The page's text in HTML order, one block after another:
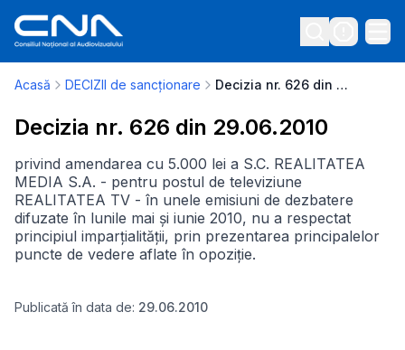
Acasă DECIZII de sancționare Decizia nr. 626 din 29.06.2010
Decizia nr. 626 din 29.06.2010
privind amendarea cu 5.000 lei a S.C. REALITATEA
MEDIA S.A. - pentru postul de televiziune
REALITATEA TV - în unele emisiuni de dezbatere
difuzate în lunile mai și iunie 2010, nu a respectat
principiul imparțialității, prin prezentarea principalelor
puncte de vedere aflate în opoziție.
Publicată în data de: 29.06.2010